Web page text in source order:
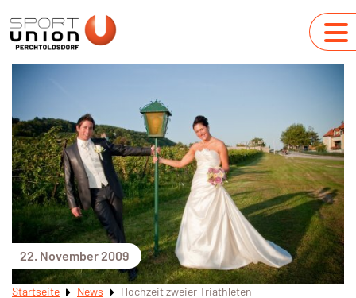
22. November 2009
Startseite News Hochzeit zweier Triathleten